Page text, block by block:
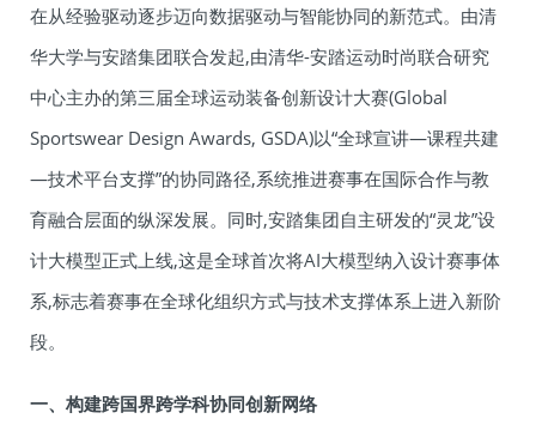
在从经验驱动逐步迈向数据驱动与智能协同的新范式。由清
华大学与安踏集团联合发起,由清华-安踏运动时尚联合研究
中心主办的第三届全球运动装备创新设计大赛(Global
Sportswear Design Awards, GSDA)以“全球宣讲—课程共建
—技术平台支撑”的协同路径,系统推进赛事在国际合作与教
育融合层面的纵深发展。同时,安踏集团自主研发的“灵龙”设
计大模型正式上线,这是全球首次将AI大模型纳入设计赛事体
系,标志着赛事在全球化组织方式与技术支撑体系上进入新阶
段。
一、构建跨国界跨学科协同创新网络